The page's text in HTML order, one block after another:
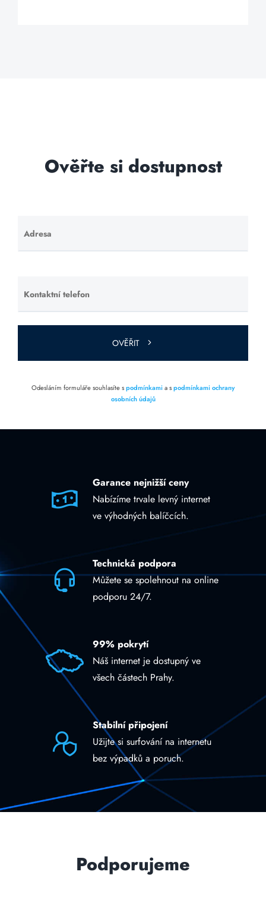
Ověřte si dostupnost
Adresa
Ponechte
toto pole
Kontaktní telefon
Ponechte
toto pole
prázdné.
OVĚŘIT
Odesláním formuláře souhlasíte spodmínkamia spodmínkami ochrany
osobních údajů
Garance nejnižší ceny
Nabízíme trvale levný internet
ve výhodných balíčcích.
Technická podpora
Můžete se spolehnout na online
podporu 24/7.
99% pokrytí
Náš internet je dostupný ve
všech částech Prahy.
Stabilní připojení
Užijte si surfování na internetu
bez výpadků a poruch.
Podporujeme